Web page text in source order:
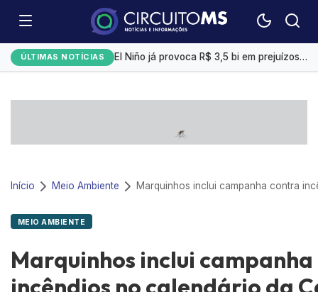
ÚLTIMAS NOTÍCIAS
Emplacamentos de veículos cresceram 10% em julho
El Niño já provoca R$ 3,5 bi em prejuízos e afeta mais 200 cidades brasileiras, diz CNM
Campo Grande tem a 4ª menor taxa de desemprego
Início Meio Ambiente
MEIO AMBIENTE
Marquinhos inclui